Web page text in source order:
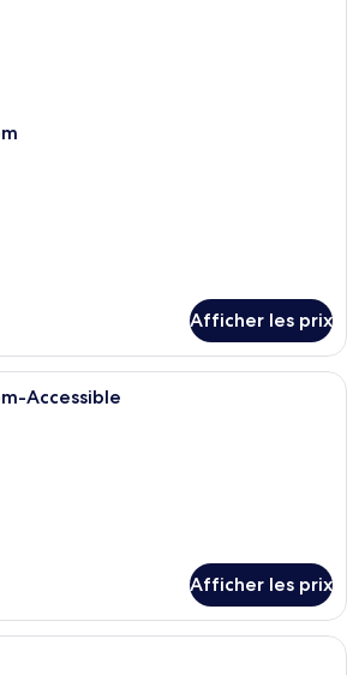
Afficher les prix
Salle de bain | Douche, articles de
Accessible
Afficher les prix